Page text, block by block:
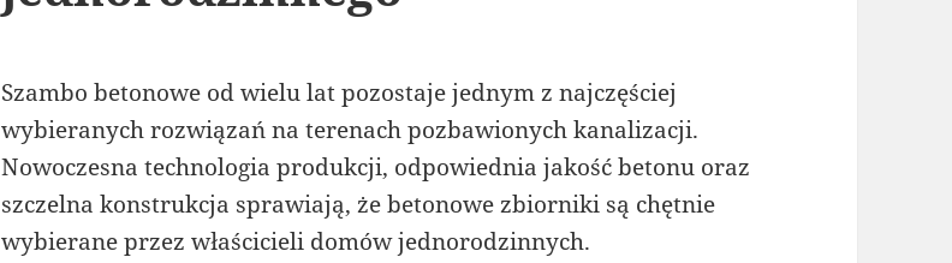
Szambo betonowe od wielu lat pozostaje jednym z najczęściej
wybieranych rozwiązań na terenach pozbawionych kanalizacji.
Nowoczesna technologia produkcji, odpowiednia jakość betonu oraz
szczelna konstrukcja sprawiają, że betonowe zbiorniki są chętnie
wybierane przez właścicieli domów jednorodzinnych.